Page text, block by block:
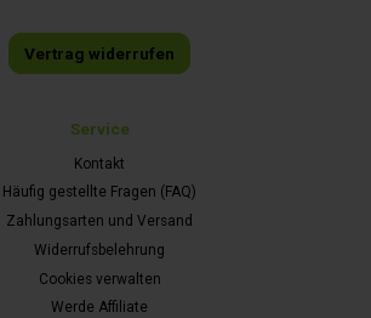
Vertrag widerrufen
Service
Kontakt
Häufig gestellte Fragen (FAQ)
Zahlungsarten und Versand
Widerrufsbelehrung
Cookies verwalten
Werde Affiliate